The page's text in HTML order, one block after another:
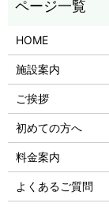
HOME
施設案内
ご挨拶
初めての方へ
料金案内
よくあるご質問